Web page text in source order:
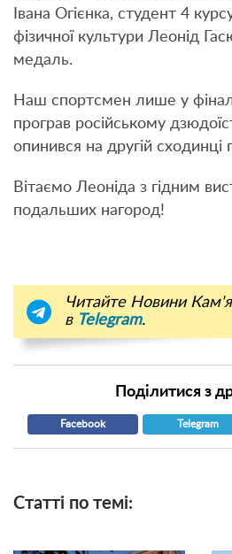
Івана Огієнка, студент 4
фізичної культури Леонід
медаль.
Наш спортсмен лише у
програв російському
опинився на другій сходинці
Вітаємо Леоніда з гідним
подальших нагород!
Читайте Новини
в Telegram.
Поділитися з
Facebook Telegram
Статті по темі: